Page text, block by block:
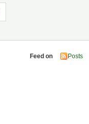
Feed on Posts